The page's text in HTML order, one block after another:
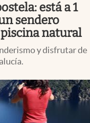
está a 1
sendero
natural
y disfrutar de